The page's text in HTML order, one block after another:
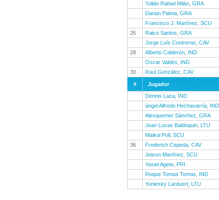
Yulián Rafael Milán GRA
Darian Palma GRA
Francisco J. Martínez SCU
26
Raico Santos GRA
Jorge Luís Contreras CAV
28
Alberto Calderón IND
Oscar Valdés
IND
30
Raul González CAV
#
Jugador
Dennis Laza IND
ángel Alfredo Hechavarría IND
Alexquemer Sánchez GRA
Jean Lucas Baldoquin LTU
Maikol Poll SCU
36
Frederich Cepeda CAV
Jeison Martínez SCU
Yasiel Agete PRI
Roque Tomas Tomas
IND
Yuniesky Larduert LTU